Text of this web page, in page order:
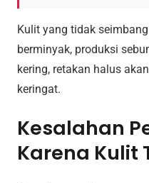
Kulit yang tidak
berminyak, produksi
kering, retakan halus
keringat.
Kesalahan
Karena Kulit